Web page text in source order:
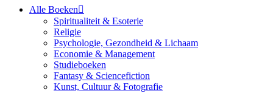
Alle Boeken
Spiritualiteit & Esoterie
Religie
Psychologie, Gezondheid & Lichaam
Economie & Management
Studieboeken
Fantasy & Sciencefiction
Kunst, Cultuur & Fotografie